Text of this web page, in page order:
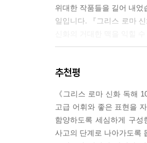
위대한 작품들을 길어 내
일입니다. 『그리스 로마
그리스 로마 신화의 인물과
『그리스 로마 신화 독해
편의 신화 이야기를 읽으
하브루타 문제를 통해 다
추천평
《그리스 로마 신화 독해
고급 어휘와 좋은 표현을
함양하도록 세심하게 구
사고의 단계로 나아가도록